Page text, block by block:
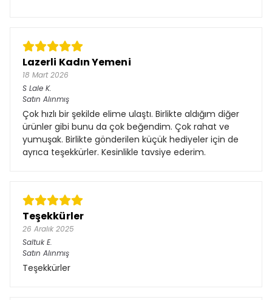
Lazerli Kadın Yemeni
18 Mart 2026
S Lale K.
Satın Alınmış
Çok hızlı bir şekilde elime ulaştı. Birlikte aldığım diğer
ürünler gibi bunu da çok beğendim. Çok rahat ve
yumuşak. Birlikte gönderilen küçük hediyeler için de
ayrıca teşekkürler. Kesinlikle tavsiye ederim.
Teşekkürler
26 Aralık 2025
Saltuk E.
Satın Alınmış
Teşekkürler